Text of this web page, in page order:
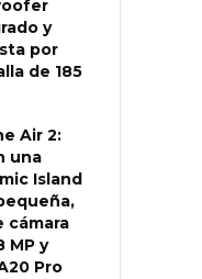
y
por
de 185
Air 2:
una
Island
cámara
MP y
Pro